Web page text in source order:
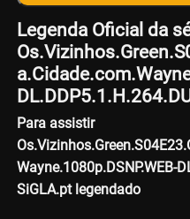
Legenda Oficial da
Para assistir
Wayne.1080p.DSNP.WEB-
SiGLA.pt legendado